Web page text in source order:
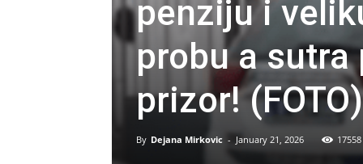
penziju i
probu a
prizor! (FOTO)
By Dejana Mirkovic - January 21, 2026 17558